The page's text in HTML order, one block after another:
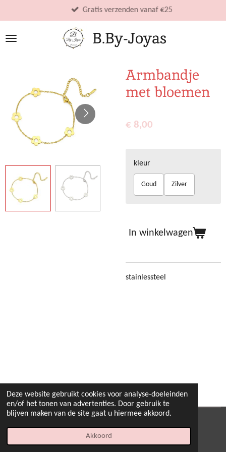
Deze website gebruikt cookies voor analyse-doeleinden
en/of het tonen van advertenties. Door gebruik te
blijven maken van de site gaat u hiermee akkoord.
Akkoord
direct
naar
B.By-Joyas
Gratis verzenden vanaf €25
Armbandje
met bloemen
€ 8,00
kleur
Goud Zilver
In winkelwagen
stainlessteel